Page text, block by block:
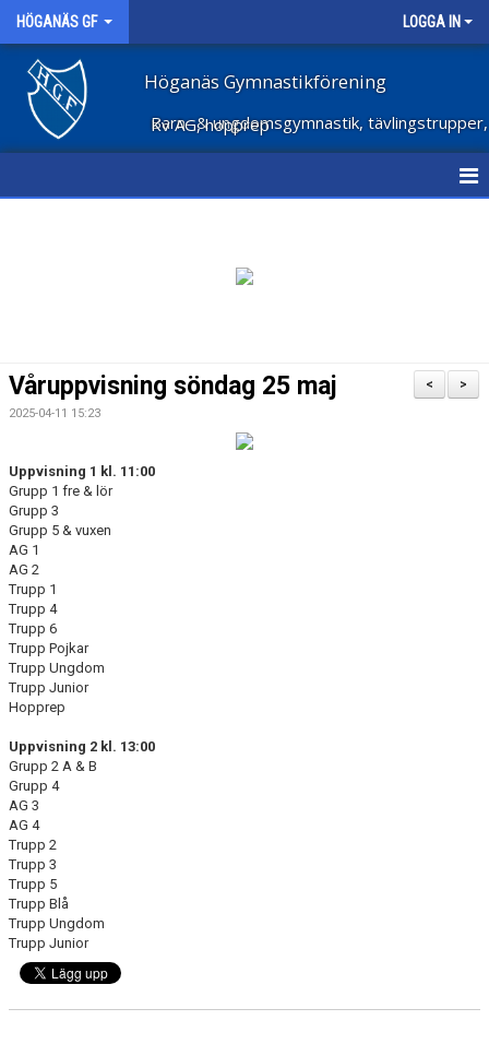
HÖGANÄS GF LOGGA IN
Höganäs Gymnastikförening
Barn- & ungdomsgymnastik, tävlingstrupper, Kv AG, hopprep
FÖRENINGSKLÄDER
FÖRENINGSKALENDER
PROJEKT IP SATSNING
ANMÄLAN
>
<
Våruppvisning söndag 25 maj
2025-04-11 15:23
Uppvisning 1 kl. 11:00
Grupp 1 fre & lör
Grupp 3
Grupp 5 & vuxen
AG 1
AG 2
Trupp 1
Trupp 4
Trupp 6
Trupp Pojkar
Trupp Ungdom
Trupp Junior
Hopprep
Uppvisning 2 kl. 13:00
Grupp 2 A & B
Grupp 4
AG 3
AG 4
Trupp 2
Trupp 3
Trupp 5
Trupp Blå
Trupp Ungdom
Trupp Junior